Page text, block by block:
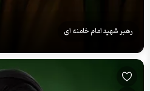
رهبر شهید امام خامنه ای